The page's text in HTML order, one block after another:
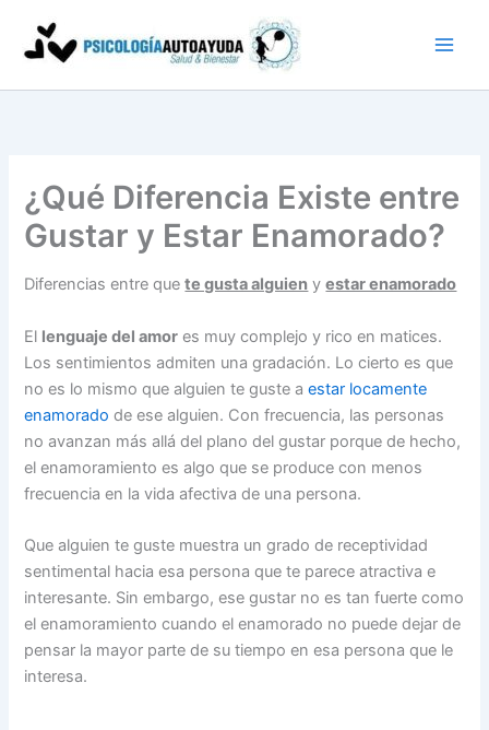
contenido
¿Qué Diferencia Existe entre
Gustar y Estar Enamorado?
Diferencias entre quete gusta alguien yestar enamorado
El lenguaje del amor es muy complejo y rico en matices.
Los sentimientos admiten una gradación. Lo cierto es que
no es lo mismo que alguien te guste aestar locamente
enamorado de ese alguien. Con frecuencia, las personas
no avanzan más allá del plano del gustar porque de hecho,
el enamoramiento es algo que se produce con menos
frecuencia en la vida afectiva de una persona.
Que alguien te guste muestra un grado de receptividad
sentimental hacia esa persona que te parece atractiva e
interesante. Sin embargo, ese gustar no es tan fuerte como
el enamoramiento cuando el enamorado no puede dejar de
pensar la mayor parte de su tiempo en esa persona que le
interesa.